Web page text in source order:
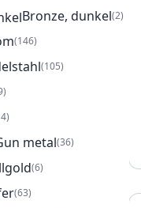
Bronze, dunkel(2)
(146)
(105)
metal(36)
(6)
(63)